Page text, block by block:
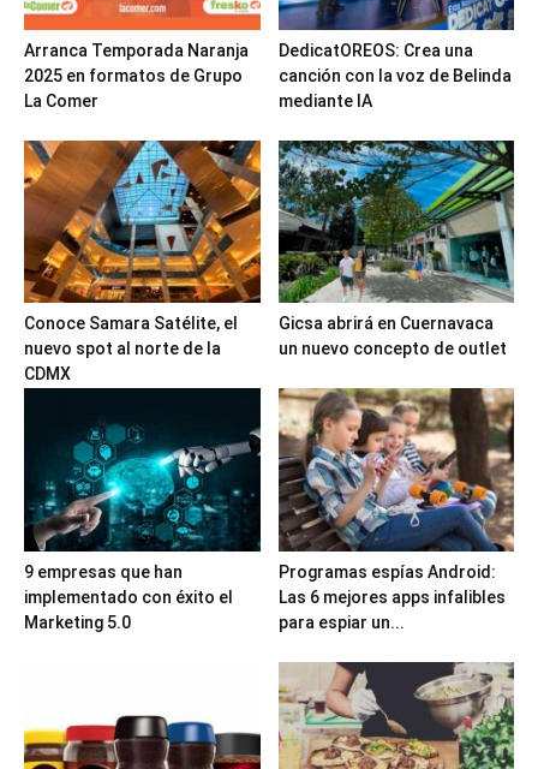
Arranca Temporada Naranja
2025 en formatos de Grupo
La Comer
DedicatOREOS: Crea una
canción con la voz de Belinda
mediante IA
Conoce Samara Satélite, el
nuevo spot al norte de la
CDMX
Gicsa abrirá en Cuernavaca
un nuevo concepto de outlet
9 empresas que han
implementado con éxito el
Marketing 5.0
Programas espías Android:
Las 6 mejores apps infalibles
para espiar un...